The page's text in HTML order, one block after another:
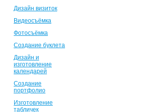
Дизайн визиток
Видеосъёмка
Фотосъёмка
Создание буклета
Дизайн и
изготовление
календарей
Создание
портфолио
Изготовление
табличек